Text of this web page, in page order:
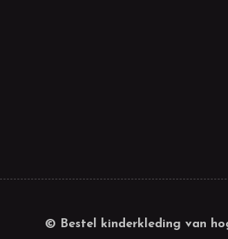
© Bestel kinderkleding van